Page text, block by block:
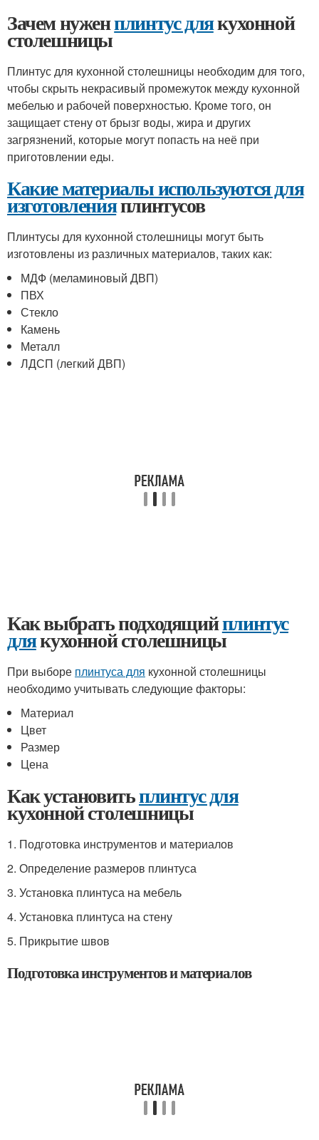
Зачем нуженплинтус длякухонной
столешницы
Плинтус для кухонной столешницы необходим для того,
чтобы скрыть некрасивый промежуток между кухонной
мебелью и рабочей поверхностью. Кроме того, он
защищает стену от брызг воды, жира и других
загрязнений, которые могут попасть на неё при
приготовлении еды.
Какие материалы используются для
изготовленияплинтусов
Плинтусы для кухонной столешницы могут быть
изготовлены из различных материалов, таких как:
МДФ (меламиновый ДВП)
ПВХ
Стекло
Камень
Металл
ЛДСП (легкий ДВП)
Как выбрать подходящийплинтус
длякухонной столешницы
При выборе плинтуса для кухонной столешницы
необходимо учитывать следующие факторы:
Материал
Цвет
Размер
Цена
Как установитьплинтус для
кухонной столешницы
1. Подготовка инструментов и материалов
2. Определение размеров плинтуса
3. Установка плинтуса на мебель
4. Установка плинтуса на стену
5. Прикрытие швов
Подготовка инструментов и материалов